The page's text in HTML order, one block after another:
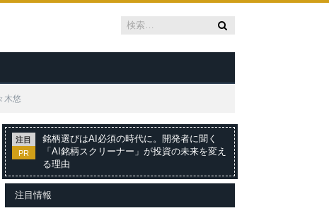
木悠
注目
PR
銘柄選びはAI必須の時代に。開発者に聞く
「AI銘柄スクリーナー」が投資の未来を変え
る理由
注目情報